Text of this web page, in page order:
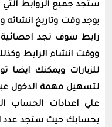
ستجد جميع الروابط
يوجد وقت وتاريخ انشائه
رابط سوف تجد احصائية
ووقت انشاء الرابط
لتسهيل مهمة الدخول
علي اعدادات الحساب
بحسابك حيث ستجد عدد